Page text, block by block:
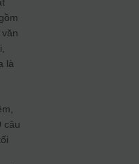
là
câu